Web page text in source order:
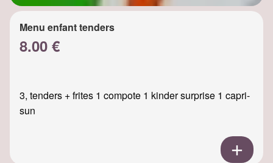
Menu enfant tenders
8.00 €
3, tenders + frites 1 compote 1 kinder surprise 1 capri-
sun